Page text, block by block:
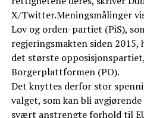
X/Twitter.Meningsmålinger
Lov og orden-partiet (PiS),
regjeringsmakten siden 2015,
det største
Borgerplattformen (PO).
Det knyttes derfor stor
valget, som kan bli
svært anstrengte forhold til